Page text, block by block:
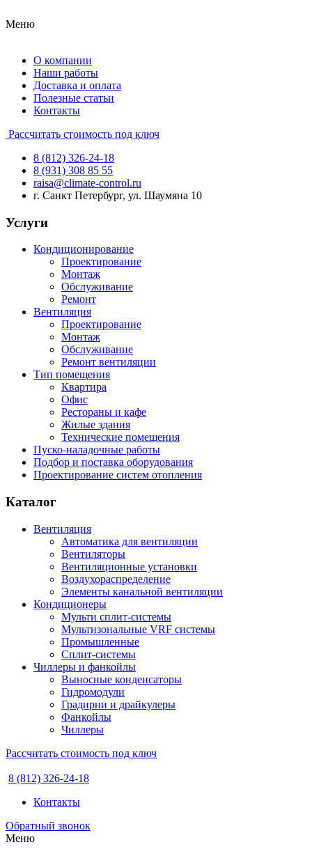
Меню
О компании
Наши работы
Доставка и оплата
Полезные статьи
Контакты
Рассчитать стоимость под ключ
8 (812) 326-24-18
8 (931) 308 85 55
raisa@climate-control.ru
г. Санкт Петербург, ул. Шаумяна 10
Услуги
Кондиционирование
Проектирование
Монтаж
Обслуживание
Ремонт
Вентиляция
Проектирование
Монтаж
Обслуживание
Ремонт вентиляции
Тип помещения
Квартира
Офис
Рестораны и кафе
Жилые здания
Технические помещения
Пуско-наладочные работы
Подбор и поставка оборудования
Проектирование систем отопления
Каталог
Вентиляция
Автоматика для вентиляции
Вентиляторы
Вентиляционные установки
Воздухораспределение
Элементы канальной вентиляции
Кондиционеры
Мульти сплит-системы
Мультизональные VRF системы
Промышленные
Сплит-системы
Чиллеры и фанкойлы
Выносные конденсаторы
Гидромодули
Градирни и драйкулеры
Фанкойлы
Чиллеры
Рассчитать стоимость под ключ
8 (812) 326-24-18
Контакты
Обратный звонок
Меню